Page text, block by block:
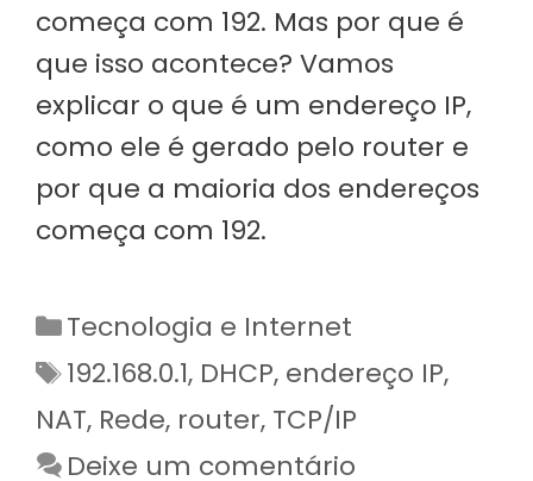
começa com 192. Mas por que é
que isso acontece? Vamos
explicar o que é um endereço IP,
como ele é gerado pelo router e
por que a maioria dos endereços
começa com 192.
Categorias
Tecnologia e Internet
Etiquetas
192.168.0.1, DHCP, endereço IP,
NAT, Rede, router, TCP/IP
Deixe um comentário